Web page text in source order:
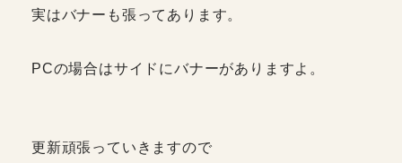
実はバナーも張ってあります。
PCの場合はサイドにバナーがありますよ。
更新頑張っていきますので